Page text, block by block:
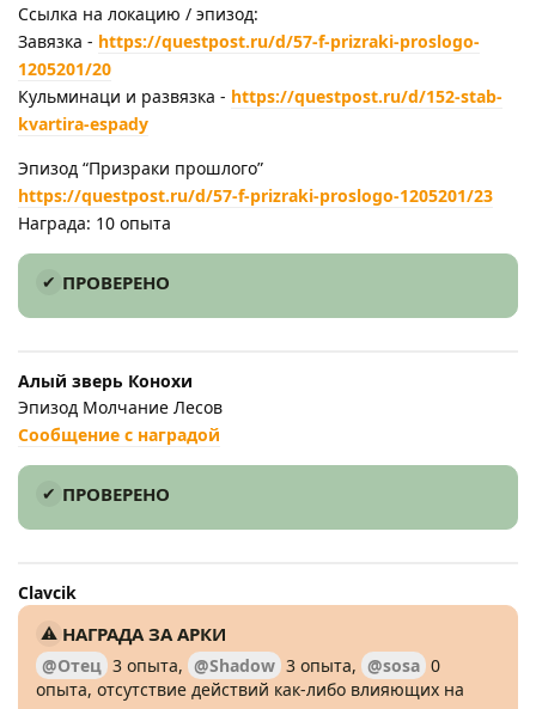
Ссылка на локацию / эпизод:
Завязка - https://questpost.ru/d/57-f-prizraki-proslogo-
1205201/20
Кульминаци и развязка - https://questpost.ru/d/152-stab-
kvartira-espady
Эпизод “Призраки прошлого”
https://questpost.ru/d/57-f-prizraki-proslogo-1205201/23
Награда: 10 опыта
ПРОВЕРЕНО
Алый зверь Конохи
Эпизод Молчание Лесов
Сообщение с наградой
ПРОВЕРЕНО
Clavcik
НАГРАДА ЗА АРКИ
@Отец 3 опыта, @Shadow 3 опыта, @sosa 0
опыта, отсутствие действий как-либо влияющих на